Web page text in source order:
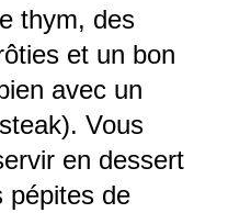
thym, des
et un bon
avec un
Vous
en dessert
pépites de